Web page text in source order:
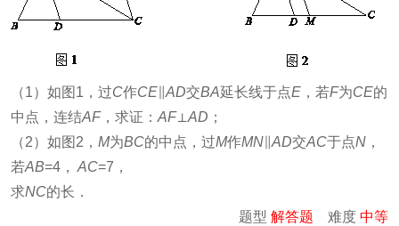
（1）如图1，过C作CE AD交BA延长线于点E ，若F为CE的
中点，连结AF，求证： AF⊥ AD ；
（2）如图2， M为BC的中点，过M作MN AD交AC于点N ，
若AB=4， AC=7，
求NC的长．
题型 解答题 难度 中等